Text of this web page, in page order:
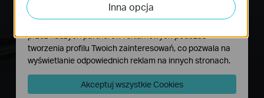
Port USB-A
Transfer danych
do 5Gb/s SuperSpeed
Porty USB-A 3.0
Inna opcja
dostosowanie wyświetlanych treści.
przez naszych partnerów reklamowych podczas
tworzenia profilu Twoich zainteresowań, co pozwala na
wyświetlanie odpowiednich reklam na innych stronach.
Akceptuj wszystkie Cookies